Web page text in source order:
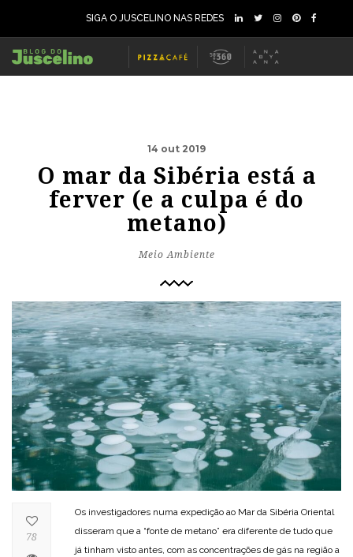
SIGA O JUSCELINO NAS REDES
14 out 2019
O mar da Sibéria está a
ferver (e a culpa é do
metano)
Meio Ambiente
Os investigadores numa expedição ao Mar da Sibéria Oriental
disseram que a “fonte de metano” era diferente de tudo que
já tinham visto antes, com as concentrações de gás na região a
78